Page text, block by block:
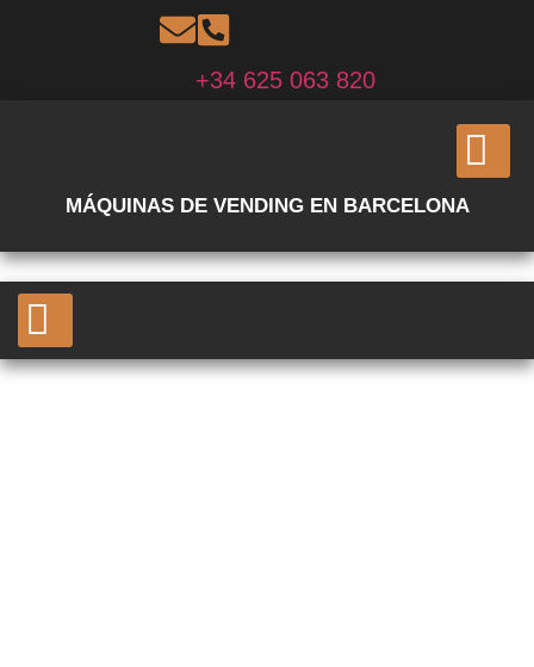
+34 625 063 820
MÁQUINAS DE VENDING EN BARCELONA